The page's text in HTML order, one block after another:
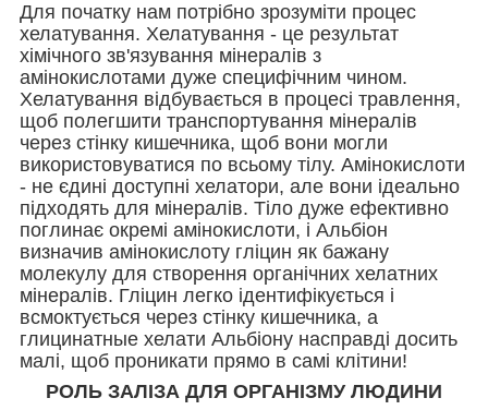
Для початку нам потрібно зрозуміти процес
хелатування. Хелатування - це результат
хімічного зв'язування мінералів з
амінокислотами дуже специфічним чином.
Хелатування відбувається в процесі травлення,
щоб полегшити транспортування мінералів
через стінку кишечника, щоб вони могли
використовуватися по всьому тілу. Амінокислоти
- не єдині доступні хелатори, але вони ідеально
підходять для мінералів. Тіло дуже ефективно
поглинає окремі амінокислоти, і Альбіон
визначив амінокислоту гліцин як бажану
молекулу для створення органічних хелатних
мінералів. Гліцин легко ідентифікується і
всмоктується через стінку кишечника, а
глицинатные хелати Альбіону насправді досить
малі, щоб проникати прямо в самі клітини!
РОЛЬ ЗАЛІЗА ДЛЯ ОРГАНІЗМУ ЛЮДИНИ